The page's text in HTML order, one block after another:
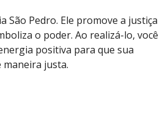
São Pedro. Ele promove a justiça
o poder. Ao realizá-lo, você
positiva para que sua
maneira justa.